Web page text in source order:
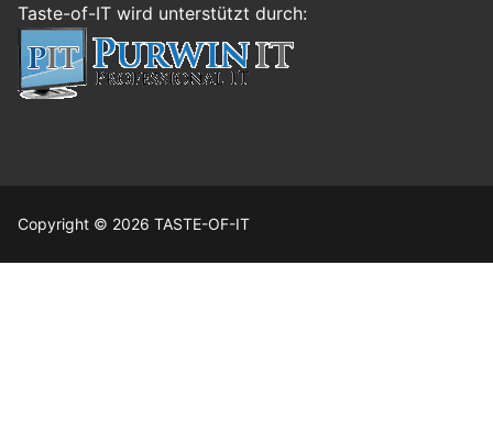
Taste-of-IT wird unterstützt durch:
Copyright © 2026 TASTE-OF-IT